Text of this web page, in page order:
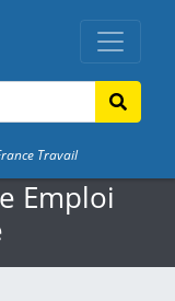
Travail
Emploi